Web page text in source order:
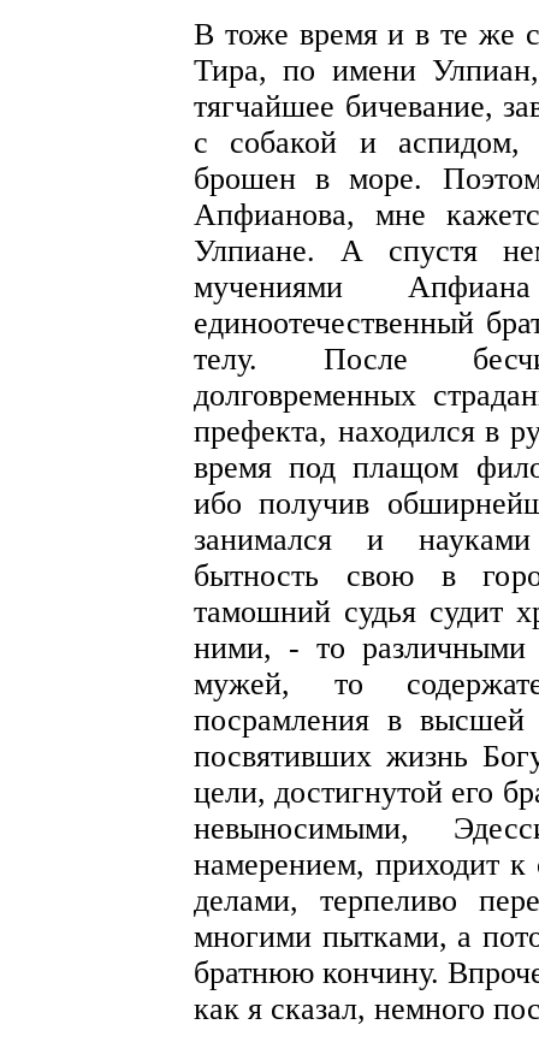
В тоже время и в те же
Тира, по имени
тягчайшее бичевание,
с собакой и
брошен в море.
Апфианова, мне
Улпиане. А спустя
мучениями
единоотечественный
телу. После
долговременных
префекта, находился в
время под плащом
ибо получив
занимался и
бытность свою в
тамошний судья судит
ними, - то различными
мужей, то
посрамления в
посвятивших жизнь
цели, достигнутой его
невыносимыми,
намерением, приходит к
делами, терпеливо
многими пытками, а
братнюю кончину.
как я сказал, немного